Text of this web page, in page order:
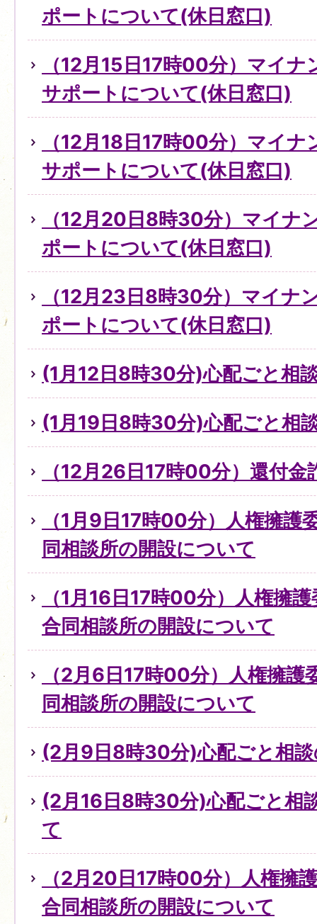
ポートについて(休日窓口)
（12月15日17時00分）マイ
サポートについて(休日窓口)
（12月18日17時00分）マイ
サポートについて(休日窓口)
（12月20日8時30分）マイナ
ポートについて(休日窓口)
（12月23日8時30分）マイナ
ポートについて(休日窓口)
(1月12日8時30分)心配ごと相
(1月19日8時30分)心配ごと相
（12月26日17時00分）還付金
（1月9日17時00分）人権擁護
同相談所の開設について
（1月16日17時00分）人権擁
合同相談所の開設について
（2月6日17時00分）人権擁護
同相談所の開設について
(2月9日8時30分)心配ごと相
(2月16日8時30分)心配ごと相
て
（2月20日17時00分）人権擁
合同相談所の開設について